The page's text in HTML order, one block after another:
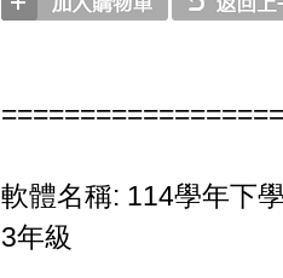
軟體名稱: 114學年下
3年級